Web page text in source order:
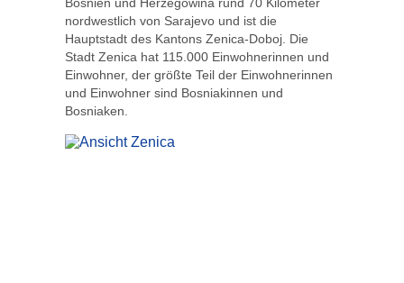
nordwestlich von Sarajevo und ist die
Hauptstadt des Kantons Zenica-Doboj. Die
Stadt Zenica hat 115.000 Einwohnerinnen und
Einwohner, der größte Teil der Einwohnerinnen
und Einwohner sind Bosniakinnen und
Bosniaken.